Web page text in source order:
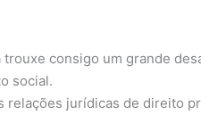
consigo um grande
social.
jurídicas de direito